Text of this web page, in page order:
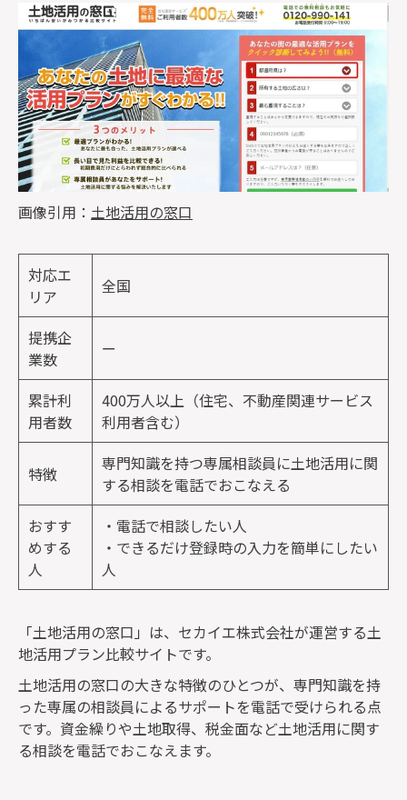
画像引用： 土地活用の窓口
対応エ
リア
全国
提携企
業数
ー
累計利
用者数
400万人以上（住宅、不動産関連サービス
利用者含む）
特徴
専門知識を持つ専属相談員に土地活用に関
する相談を電話でおこなえる
おすす
めする
人
・電話で相談したい人
・できるだけ登録時の入力を簡単にしたい
人
「土地活用の窓口」は、セカイエ株式会社が運営する土
地活用プラン比較サイトです。
土地活用の窓口の大きな特徴のひとつが、専門知識を持
った専属の相談員によるサポートを電話で受けられる点
です。資金繰りや土地取得、税金面など土地活用に関す
る相談を電話でおこなえます。